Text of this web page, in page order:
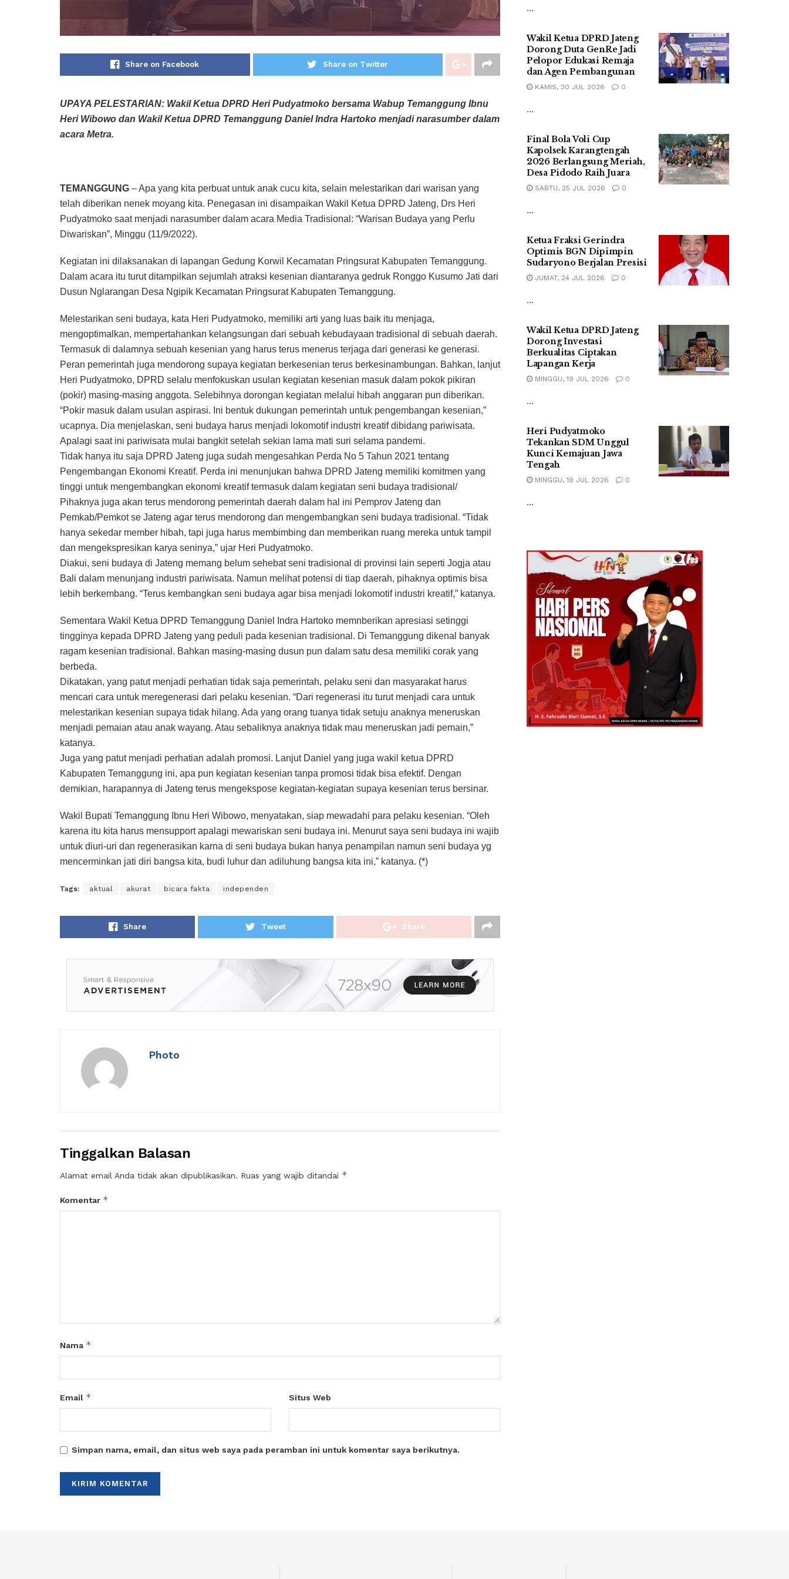
Share on Facebook Share on Twitter
UPAYA PELESTARIAN: Wakil Ketua DPRD Heri Pudyatmoko bersama Wabup Temanggung Ibnu
Heri Wibowo dan Wakil Ketua DPRD Temanggung Daniel Indra Hartoko menjadi narasumber dalam
acara Metra.
TEMANGGUNG – Apa yang kita perbuat untuk anak cucu kita, selain melestarikan dari warisan yang
telah diberikan nenek moyang kita. Penegasan ini disampaikan Wakil Ketua DPRD Jateng, Drs Heri
Pudyatmoko saat menjadi narasumber dalam acara Media Tradisional: “Warisan Budaya yang Perlu
Diwariskan”, Minggu (11/9/2022).
Kegiatan ini dilaksanakan di lapangan Gedung Korwil Kecamatan Pringsurat Kabupaten Temanggung.
Dalam acara itu turut ditampilkan sejumlah atraksi kesenian diantaranya gedruk Ronggo Kusumo Jati dari
Dusun Nglarangan Desa Ngipik Kecamatan Pringsurat Kabupaten Temanggung.
Melestarikan seni budaya, kata Heri Pudyatmoko, memiliki arti yang luas baik itu menjaga,
mengoptimalkan, mempertahankan kelangsungan dari sebuah kebudayaan tradisional di sebuah daerah.
Termasuk di dalamnya sebuah kesenian yang harus terus menerus terjaga dari generasi ke generasi.
Peran pemerintah juga mendorong supaya kegiatan berkesenian terus berkesinambungan. Bahkan, lanjut
Heri Pudyatmoko, DPRD selalu menfokuskan usulan kegiatan kesenian masuk dalam pokok pikiran
(pokir) masing-masing anggota. Selebihnya dorongan kegiatan melalui hibah anggaran pun diberikan.
“Pokir masuk dalam usulan aspirasi. Ini bentuk dukungan pemerintah untuk pengembangan kesenian,”
ucapnya. Dia menjelaskan, seni budaya harus menjadi lokomotif industri kreatif dibidang pariwisata.
Apalagi saat ini pariwisata mulai bangkit setelah sekian lama mati suri selama pandemi.
Tidak hanya itu saja DPRD Jateng juga sudah mengesahkan Perda No 5 Tahun 2021 tentang
Pengembangan Ekonomi Kreatif. Perda ini menunjukan bahwa DPRD Jateng memiliki komitmen yang
tinggi untuk mengembangkan ekonomi kreatif termasuk dalam kegiatan seni budaya tradisional/
Pihaknya juga akan terus mendorong pemerintah daerah dalam hal ini Pemprov Jateng dan
Pemkab/Pemkot se Jateng agar terus mendorong dan mengembangkan seni budaya tradisional. “Tidak
hanya sekedar member hibah, tapi juga harus membimbing dan memberikan ruang mereka untuk tampil
dan mengekspresikan karya seninya,” ujar Heri Pudyatmoko.
Diakui, seni budaya di Jateng memang belum sehebat seni tradisional di provinsi lain seperti Jogja atau
Bali dalam menunjang industri pariwisata. Namun melihat potensi di tiap daerah, pihaknya optimis bisa
lebih berkembang. “Terus kembangkan seni budaya agar bisa menjadi lokomotif industri kreatif,” katanya.
Sementara Wakil Ketua DPRD Temanggung Daniel Indra Hartoko memnberikan apresiasi setinggi
tingginya kepada DPRD Jateng yang peduli pada kesenian tradisional. Di Temanggung dikenal banyak
ragam kesenian tradisional. Bahkan masing-masing dusun pun dalam satu desa memiliki corak yang
berbeda.
Dikatakan, yang patut menjadi perhatian tidak saja pemerintah, pelaku seni dan masyarakat harus
mencari cara untuk meregenerasi dari pelaku kesenian. “Dari regenerasi itu turut menjadi cara untuk
melestarikan kesenian supaya tidak hilang. Ada yang orang tuanya tidak setuju anaknya meneruskan
menjadi pemaian atau anak wayang. Atau sebaliknya anaknya tidak mau meneruskan jadi pemain,”
katanya.
Juga yang patut menjadi perhatian adalah promosi. Lanjut Daniel yang juga wakil ketua DPRD
Kabupaten Temanggung ini, apa pun kegiatan kesenian tanpa promosi tidak bisa efektif. Dengan
demikian, harapannya di Jateng terus mengekspose kegiatan-kegiatan supaya kesenian terus bersinar.
Wakil Bupati Temanggung Ibnu Heri Wibowo, menyatakan, siap mewadahi para pelaku kesenian. “Oleh
karena itu kita harus mensupport apalagi mewariskan seni budaya ini. Menurut saya seni budaya ini wajib
untuk diuri-uri dan regenerasikan karna di seni budaya bukan hanya penampilan namun seni budaya yg
mencerminkan jati diri bangsa kita, budi luhur dan adiluhung bangsa kita ini,” katanya. (*)
Tags: aktual akurat bicara fakta independen
Share Tweet Share
Photo
Tinggalkan Balasan
Alamat email Anda tidak akan dipublikasikan. Ruas yang wajib ditandai *
Komentar *
Nama *
Email * Situs Web
Simpan nama, email, dan situs web saya pada peramban ini untuk komentar saya berikutnya.
...
Wakil Ketua DPRD Jateng
Dorong Duta GenRe Jadi
Pelopor Edukasi Remaja
dan Agen Pembangunan
KAMIS, 30 JUL 2026 0
...
Final Bola Voli Cup
Kapolsek Karangtengah
2026 Berlangsung Meriah,
Desa Pidodo Raih Juara
SABTU, 25 JUL 2026 0
...
Ketua Fraksi Gerindra
Optimis BGN Dipimpin
Sudaryono Berjalan Presisi
JUMAT, 24 JUL 2026 0
...
Wakil Ketua DPRD Jateng
Dorong Investasi
Berkualitas Ciptakan
Lapangan Kerja
MINGGU, 19 JUL 2026 0
...
Heri Pudyatmoko
Tekankan SDM Unggul
Kunci Kemajuan Jawa
Tengah
MINGGU, 19 JUL 2026 0
...